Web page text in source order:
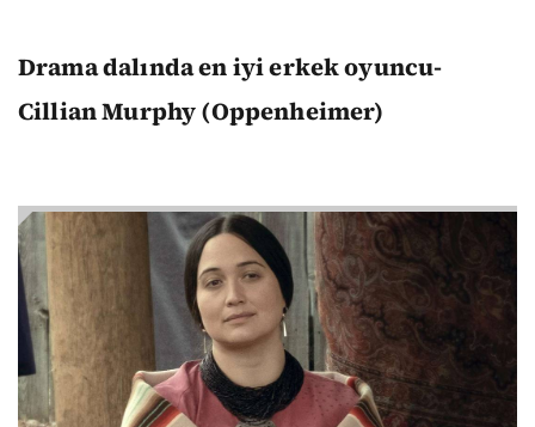
Drama dalında en iyi erkek oyuncu-
Cillian Murphy (Oppenheimer)